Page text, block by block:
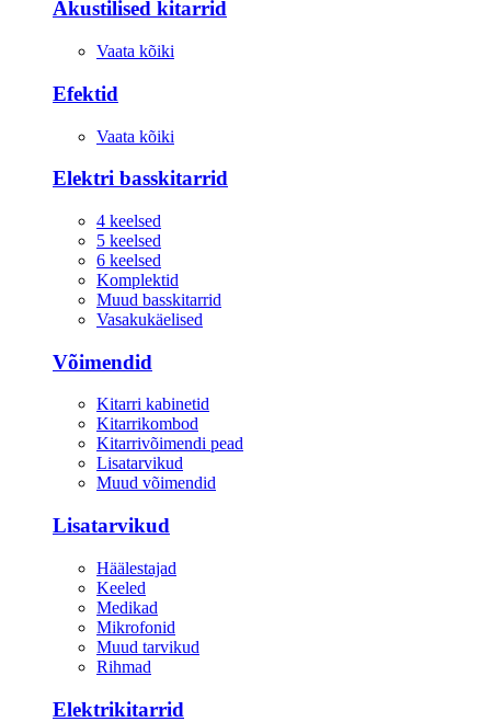
Akustilised kitarrid
Vaata kõiki
Efektid
Vaata kõiki
Elektri basskitarrid
4 keelsed
5 keelsed
6 keelsed
Komplektid
Muud basskitarrid
Vasakukäelised
Võimendid
Kitarri kabinetid
Kitarrikombod
Kitarrivõimendi pead
Lisatarvikud
Muud võimendid
Lisatarvikud
Häälestajad
Keeled
Medikad
Mikrofonid
Muud tarvikud
Rihmad
Elektrikitarrid